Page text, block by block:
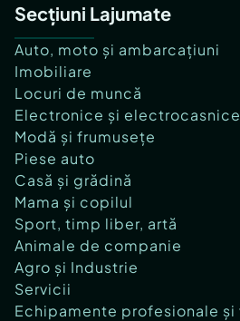
Secțiuni Lajumate
Auto, moto și ambarcațiuni
Imobiliare
Locuri de muncă
Electronice și electrocasnice
Modă și frumusețe
Piese auto
Casă și grădină
Mama și copilul
Sport, timp liber, artă
Animale de companie
Agro și Industrie
Servicii
Echipamente profesionale și